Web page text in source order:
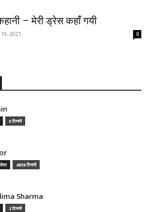
– मेरी ड्रेस कहाँ गयी
2021 0
0 टिप्पणी
4858 टिप्पणी
Sharma
2 टिप्पणी